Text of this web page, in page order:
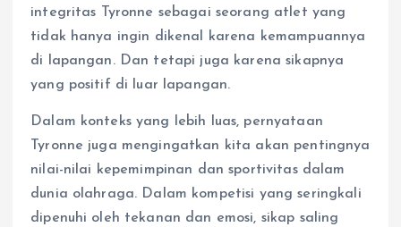
integritas Tyronne sebagai seorang atlet yang
tidak hanya ingin dikenal karena kemampuannya
di lapangan. Dan tetapi juga karena sikapnya
yang positif di luar lapangan.
Dalam konteks yang lebih luas, pernyataan
Tyronne juga mengingatkan kita akan pentingnya
nilai-nilai kepemimpinan dan sportivitas dalam
dunia olahraga. Dalam kompetisi yang seringkali
dipenuhi oleh tekanan dan emosi, sikap saling